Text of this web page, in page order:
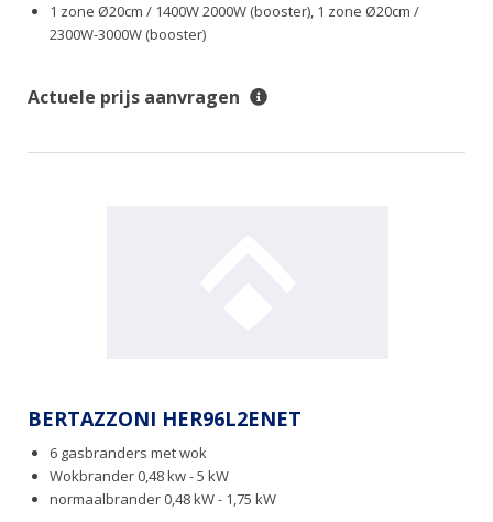
1 zone Ø20cm / 1400W 2000W (booster), 1 zone Ø20cm /
2300W-3000W (booster)
Actuele prijs aanvragen
BERTAZZONI HER96L2ENET
6 gasbranders met wok
Wokbrander 0,48 kw - 5 kW
normaalbrander 0,48 kW - 1,75 kW